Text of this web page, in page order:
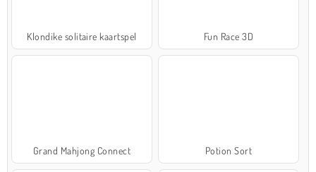
Klondike solitaire kaartspel Fun Race 3D
Grand Mahjong Connect Potion Sort